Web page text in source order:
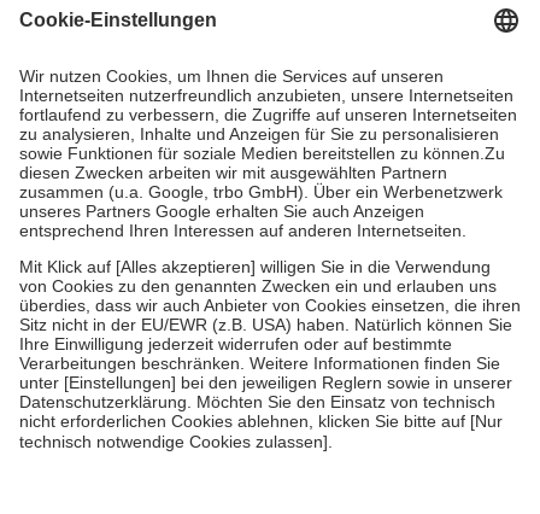
Grundsätzlich leisten Mitglieder Zuzahlungen in Höhe von zehn
höchstens zehn Euro.
Es sind jedoch nie mehr als die tatsächlichen
Kosten der Leistung zu entrichten.
Diese Regeln gelten grundsätzlich auch für Online-Apotheken.
Bei Heilmitteln und häuslicher Krankenpflege beträgt die
Zuzahlung zehn Prozent der Kosten sowie zehn Euro je
Verordnung.
Um das Engagement der Versicherten für ihre eigene Gesundheit zu
stärken und die besondere Stellung der Familie zu unterstützen,
fallenkeine Zuzahlungenan bei:
• Kindern und Jugendlichen bis zum vollendeten 18. Lebensjahr
mit Ausnahme der Fahrkosten
• Untersuchungen zur Vorsorge und Früherkennung, die von der
GKV getragen werden
• empfohlenen Schutzimpfungen
• Harn- und Blutteststreifen